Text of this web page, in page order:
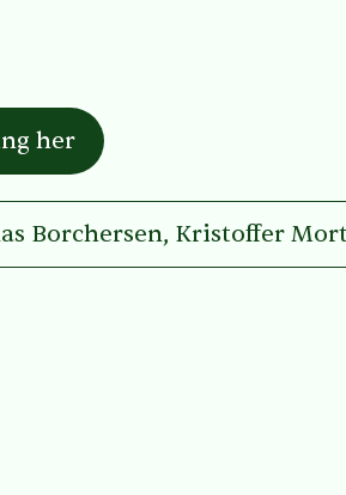
her
Borchersen, Kristoffer